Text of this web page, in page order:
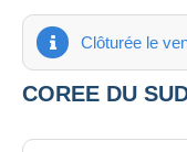
Clôturée le
COREE DU